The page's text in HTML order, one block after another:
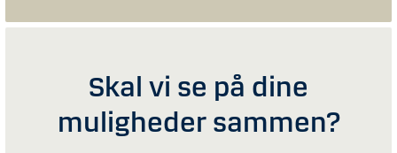
Skal vi se på dine
muligheder sammen?